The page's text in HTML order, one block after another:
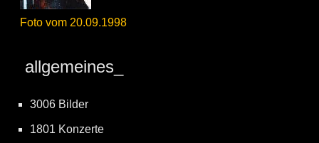
Foto vom 20.09.1998
allgemeines_
3006 Bilder
1801 Konzerte